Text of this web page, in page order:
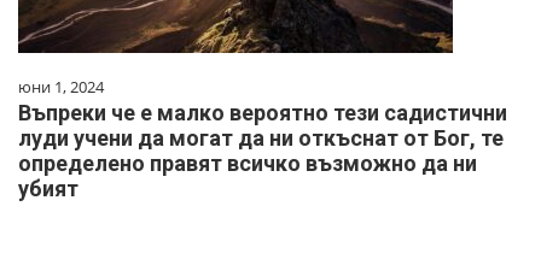
юни 1, 2024
Въпреки че е малко вероятно тези садистични
луди учени да могат да ни откъснат от Бог, те
определено правят всичко възможно да ни
убият